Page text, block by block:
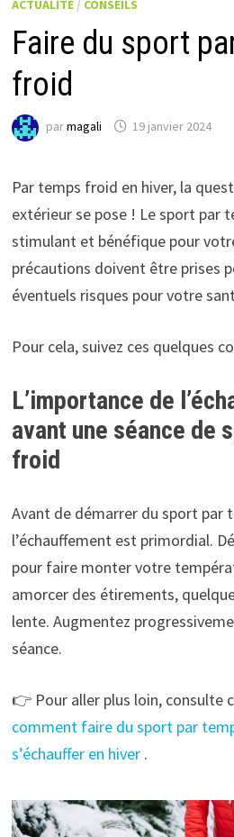
ACTUALITÉ / CONSEILS
Faire du sport
froid
parmagali 19 janvier 2024
Par temps froid en hiver, la
extérieur se pose ! Le sport par
stimulant et bénéfique pour
précautions doivent être prises
éventuels risques pour votre
Pour cela, suivez ces quelques
L’importance de
avant une séance de
froid
Avant de démarrer du sport par
l’échauffement est primordial.
pour faire monter votre
amorcer des étirements,
lente. Augmentez
séance.
👉 Pour aller plus loin, consulte
comment faire du sport par
s’échauffer en hiver .